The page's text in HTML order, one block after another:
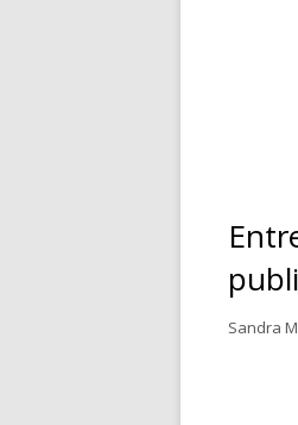
Autor
Sandra